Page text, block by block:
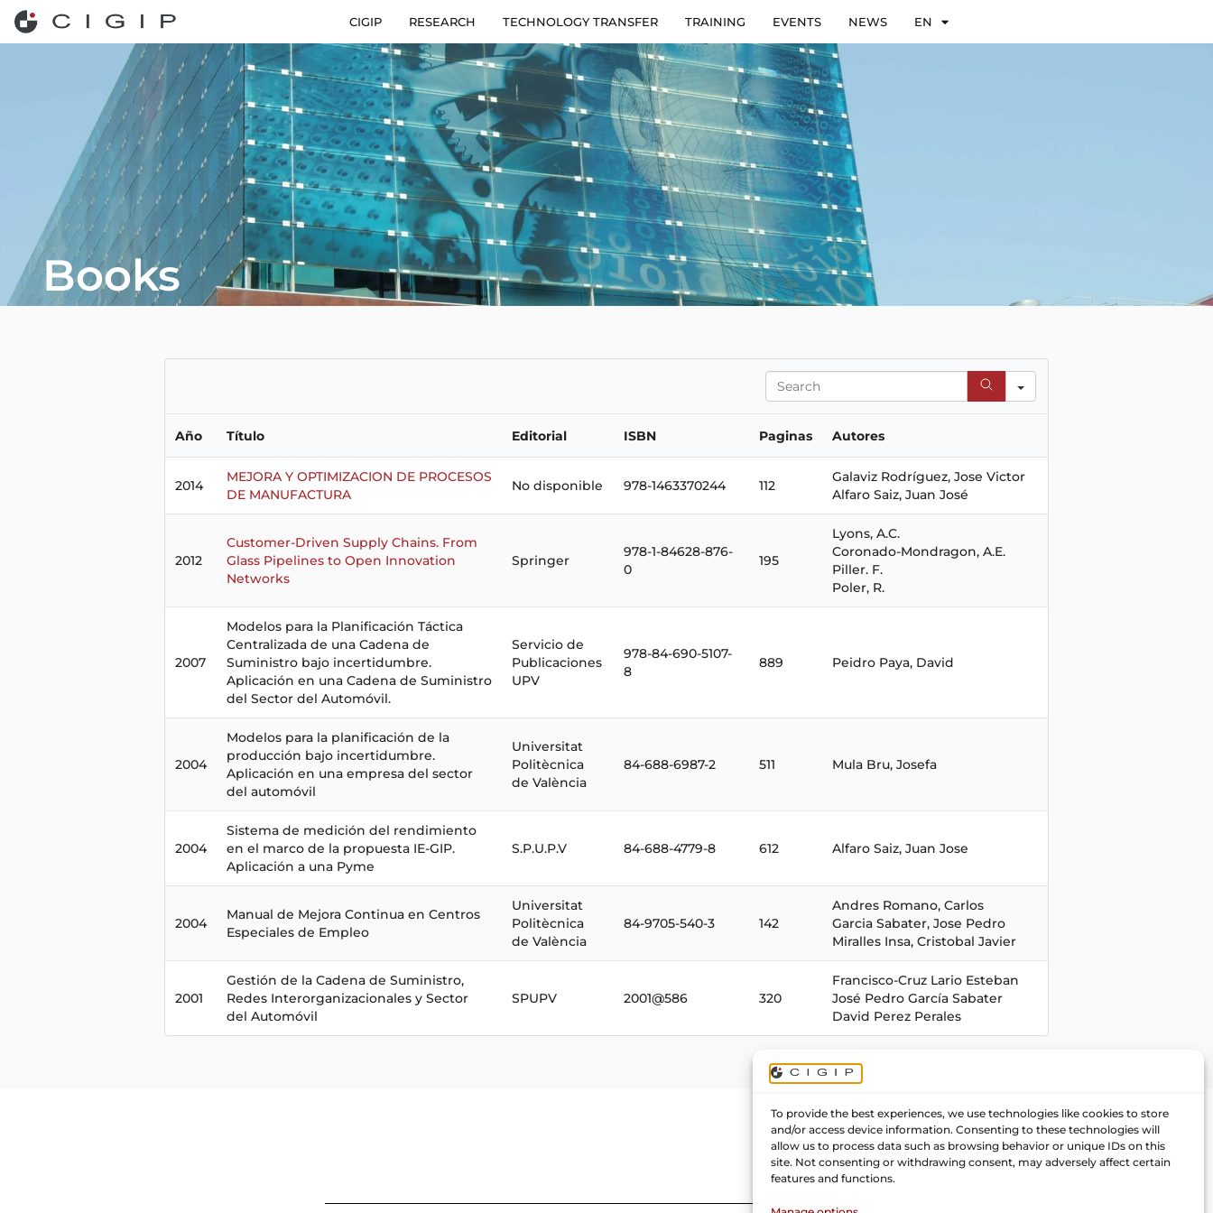
To provide the best experiences, we use technologies like cookies to store
and/or access device information. Consenting to these technologies will
allow us to process data such as browsing behavior or unique IDs on this
site. Not consenting or withdrawing consent, may adversely affect certain
features and functions.
CIGIP RESEARCH TECHNOLOGY TRANSFER TRAINING EVENTS NEWS EN
Books
Search
Año Título Editorial ISBN Paginas Autores
2014
MEJORA Y OPTIMIZACION DE PROCESOS
DE MANUFACTURA
No disponible 978-1463370244 112
Galaviz Rodríguez, Jose Victor
Alfaro Saiz, Juan José
2012
Customer-Driven Supply Chains. From
Glass Pipelines to Open Innovation
Networks
Springer
978-1-84628-876-
0
195
Lyons, A.C.
Coronado-Mondragon, A.E.
Piller. F.
Poler, R.
2007
Modelos para la Planificación Táctica
Centralizada de una Cadena de
Suministro bajo incertidumbre.
Aplicación en una Cadena de Suministro
del Sector del Automóvil.
Servicio de
Publicaciones
UPV
978-84-690-5107-
8
889 Peidro Paya, David
2004
Modelos para la planificación de la
producción bajo incertidumbre.
Aplicación en una empresa del sector
del automóvil
Universitat
Politècnica
de València
84-688-6987-2 511 Mula Bru, Josefa
2004
Sistema de medición del rendimiento
en el marco de la propuesta IE-GIP.
Aplicación a una Pyme
S.P.U.P.V 84-688-4779-8 612 Alfaro Saiz, Juan Jose
2004
Manual de Mejora Continua en Centros
Especiales de Empleo
Universitat
Politècnica
de València
84-9705-540-3 142
Andres Romano, Carlos
Garcia Sabater, Jose Pedro
Miralles Insa, Cristobal Javier
2001
Gestión de la Cadena de Suministro,
Redes Interorganizacionales y Sector
del Automóvil
SPUPV 2001@586 320
Francisco-Cruz Lario Esteban
José Pedro García Sabater
David Perez Perales